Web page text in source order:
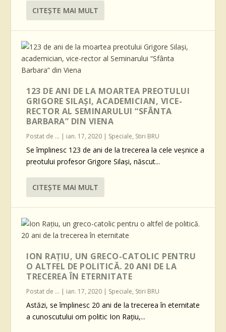
CITEŞTE MAI MULT
123 DE ANI DE LA MOARTEA PREOTULUI
GRIGORE SILAȘI, ACADEMICIAN, VICE-
RECTOR AL SEMINARULUI “SFÂNTA
BARBARA” DIN VIENA
Postat de ... | ian. 17, 2020 | Speciale, Stiri BRU
Se împlinesc 123 de ani de la trecerea la cele veșnice a
preotului profesor Grigore Silași, născut...
CITEŞTE MAI MULT
ION RAȚIU, UN GRECO-CATOLIC PENTRU
O ALTFEL DE POLITICĂ. 20 ANI DE LA
TRECEREA ÎN ETERNITATE
Postat de ... | ian. 17, 2020 | Speciale, Stiri BRU
Astăzi, se împlinesc 20 ani de la trecerea în eternitate
a cunoscutului om politic Ion Rațiu,...